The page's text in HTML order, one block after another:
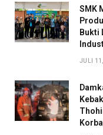
SMK
Bukti
JULI